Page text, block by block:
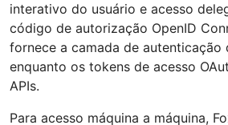
interativo do usuário e acesso
código de autorização OpenID
fornece a camada de autenticação
enquanto os tokens de acesso
APIs.
Para acesso máquina a máquina,